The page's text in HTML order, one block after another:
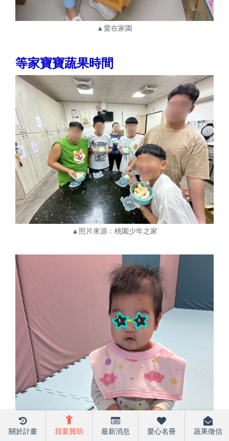
▲愛在家園
等家寶寶蔬果時間
▲照片來源：桃園少年之家
關於計畫 我要贊助 最新消息 愛心名冊 蔬果徵信